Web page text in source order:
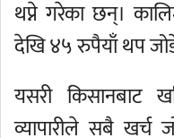
थप्ने गरेका छन्।
देखि ४५ रुपैयाँ थप
यसरी किसानबाट
व्यापारीले सबै खर्च